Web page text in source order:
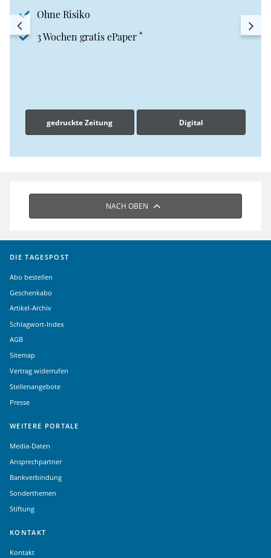
Ohne Risiko
3 Wochen gratis ePaper *
gedruckte Zeitung Digital
NACH OBEN
DIE TAGESPOST
Abo bestellen
Geschenkabo
Artikel-Archiv
Schlagwort-Index
AGB
Sitemap
Vertrag widerrufen
Stellenangebote
Presse
WEITERE PORTALE
Media-Daten
Ansprechpartner
Bankverbindung
Sonderthemen
Stiftung
KONTAKT
Kontakt